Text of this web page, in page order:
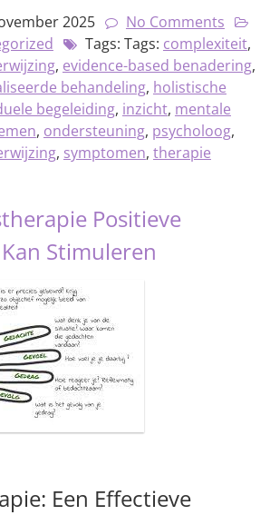
2025
No Comments
Tags: Tags: complexiteit,
, evidence-based benadering,
behandeling, holistische
begeleiding, inzicht, mentale
, ondersteuning, psycholoog,
, symptomen, therapie
Positieve
Stimuleren
Een Effectieve